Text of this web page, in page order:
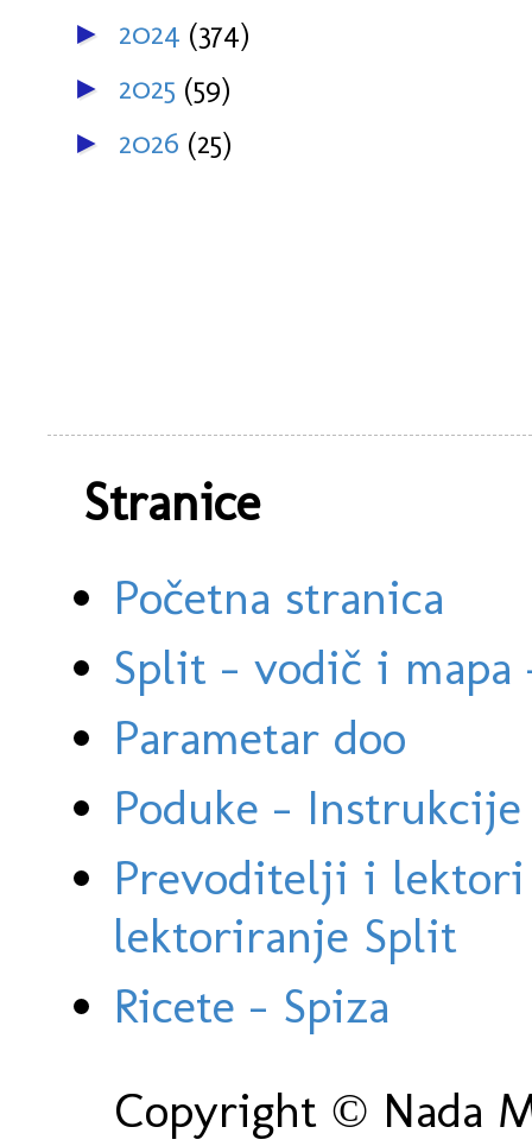
► 2024 (374)
► 2025 (59)
► 2026 (25)
Stranice
Početna stranica
Split - vodič i
Parametar doo
Poduke -
Prevoditelji i
lektoriranje Split
Ricete - Spiza
Copyright © Nada